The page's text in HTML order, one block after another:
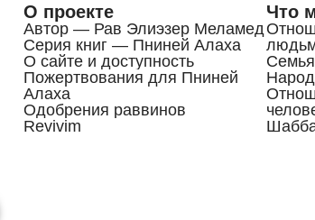
О проекте
Автор — Рав Элиэзер Меламед
Серия книг — Пниней Алаха
О сайте и доступность
Пожертвования для Пниней
Алаха
Одобрения раввинов
Revivim
Что